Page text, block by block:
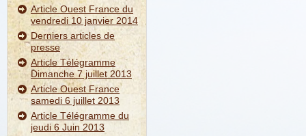
Article Ouest France du
vendredi 10 janvier 2014
Derniers articles de
presse
Article Télégramme
Dimanche 7 juillet 2013
Article Ouest France
samedi 6 juillet 2013
Article Télégramme du
jeudi 6 Juin 2013